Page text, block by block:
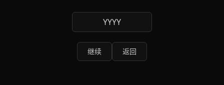
YYYY
继续 返回